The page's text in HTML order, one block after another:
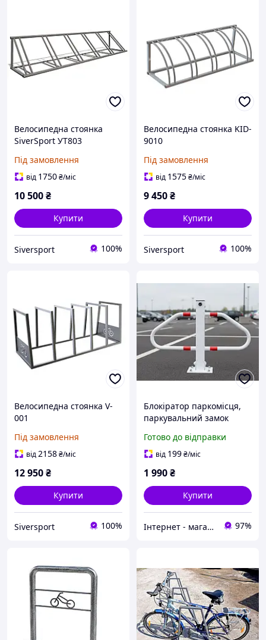
Велосипедна стоянка
SiverSport УТ803
Під замовлення
від 1750₴/міс
10 500₴
Купити
Siversport 100%
Велосипедна стоянка KID-
9010
Під замовлення
від 1575₴/міс
9 450₴
Купити
Siversport 100%
Велосипедна стоянка V-
001
Під замовлення
від2158₴/міс
12 950₴
Купити
Siversport 100%
Блокіратор паркомісця,
паркувальний замок
Готово до відправки
від 199₴/міс
1 990₴
Купити
Інтернет - магазин МАНДАРИНКА 97%